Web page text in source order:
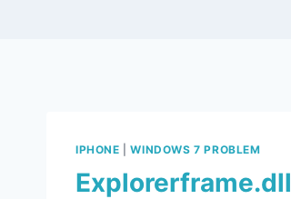
IPHONE |WINDOWS 7 PROBLEM
Explorerframe.dll